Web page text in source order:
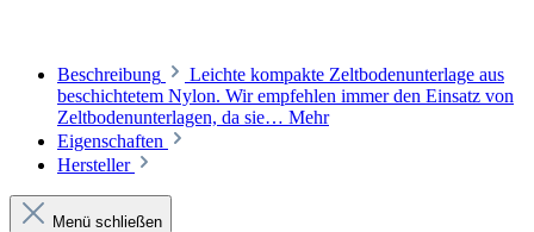
Beschreibung
Leichte kompakte Zeltbodenunterlage aus
beschichtetem Nylon. Wir empfehlen immer den Einsatz von
Zeltbodenunterlagen, da sie… Mehr
Eigenschaften
Hersteller
Menü schließen